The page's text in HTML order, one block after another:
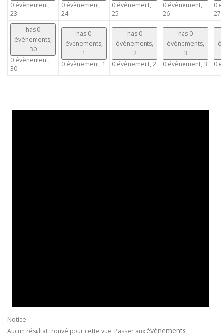
0 évènement,
23
0 évènement,
24
0 évènement,
25
0 évènement,
26
0
27
has 0
évènements,
30
0 évènement,
30
has 0
évènements,
1
0 évènement, 1
has 0
évènements,
2
0 évènement, 2
has 0
évènements,
3
0 évènement, 3 0
Notice
Aucun résultat trouvé pour cette vue. Passer aux évènements